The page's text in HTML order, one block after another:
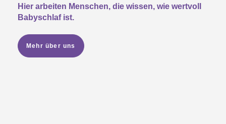
Hier arbeiten Menschen, die wissen, wie wertvoll
Babyschlaf ist.
Mehr über uns